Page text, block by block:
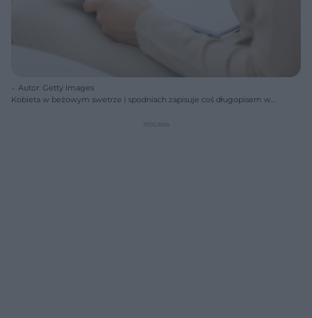
Autor: Getty Images
Kobieta w beżowym swetrze i spodniach zapisuje coś długopisem w
porady psychologiczne i walkę ze stresem, o czym przeczytasz więcej